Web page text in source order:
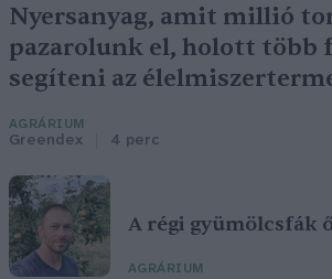
Nyersanyag, amit millió
pazarolunk el, holott több
segíteni az
AGRÁRIUM
Greendex 4 perc
A régi gyümölcsfák
AGRÁRIUM